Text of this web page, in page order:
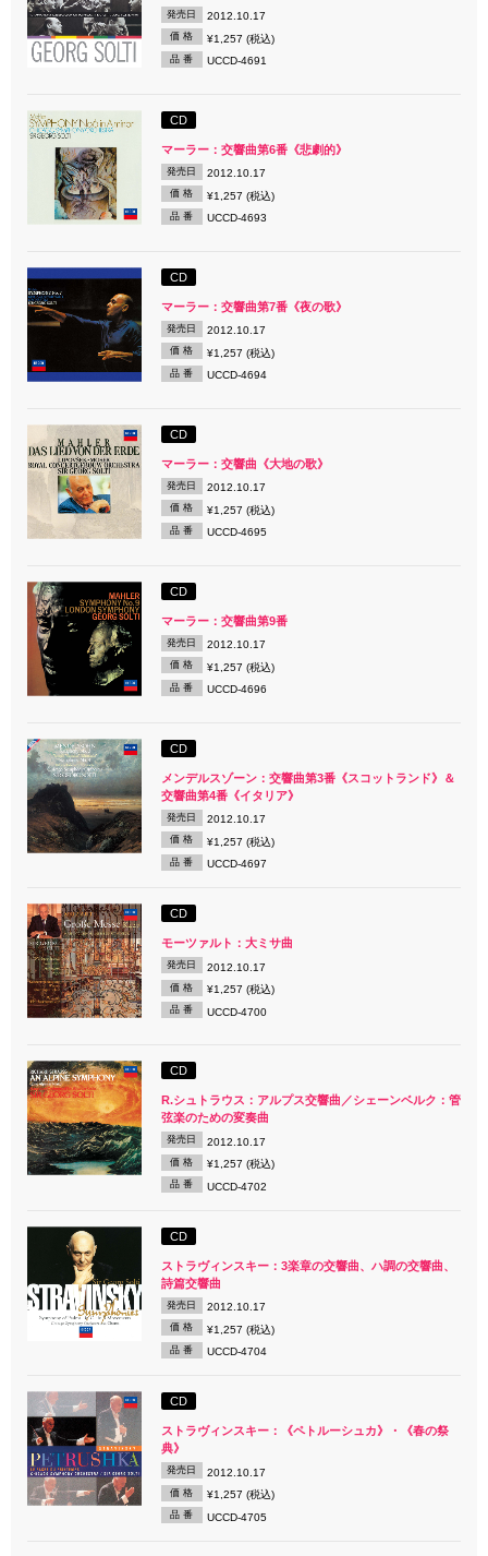
発売日 2012.10.17
価 格 ¥1,257 (税込)
品 番 UCCD-4691
CD
マーラー：交響曲第6番《悲劇的》
発売日 2012.10.17
価 格 ¥1,257 (税込)
品 番 UCCD-4693
CD
マーラー：交響曲第7番《夜の歌》
発売日 2012.10.17
価 格 ¥1,257 (税込)
品 番 UCCD-4694
CD
マーラー：交響曲《大地の歌》
発売日 2012.10.17
価 格 ¥1,257 (税込)
品 番 UCCD-4695
CD
マーラー：交響曲第9番
発売日 2012.10.17
価 格 ¥1,257 (税込)
品 番 UCCD-4696
CD
メンデルスゾーン：交響曲第3番《スコットランド》＆
交響曲第4番《イタリア》
発売日 2012.10.17
価 格 ¥1,257 (税込)
品 番 UCCD-4697
CD
モーツァルト：大ミサ曲
発売日 2012.10.17
価 格 ¥1,257 (税込)
品 番 UCCD-4700
CD
R.シュトラウス：アルプス交響曲／シェーンベルク：管
弦楽のための変奏曲
発売日 2012.10.17
価 格 ¥1,257 (税込)
品 番 UCCD-4702
CD
ストラヴィンスキー：3楽章の交響曲、ハ調の交響曲、
詩篇交響曲
発売日 2012.10.17
価 格 ¥1,257 (税込)
品 番 UCCD-4704
CD
ストラヴィンスキー：《ペトルーシュカ》・《春の祭
典》
発売日 2012.10.17
価 格 ¥1,257 (税込)
品 番 UCCD-4705